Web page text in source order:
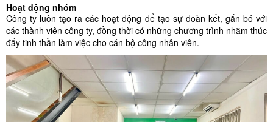
Hoạt động nhóm
Công ty luôn tạo ra các hoạt động để tạo sự đoàn kết, gắn bó với
các thành viên công ty, đồng thời có những chương trình nhằm thúc
đẩy tinh thần làm việc cho cán bộ công nhân viên.